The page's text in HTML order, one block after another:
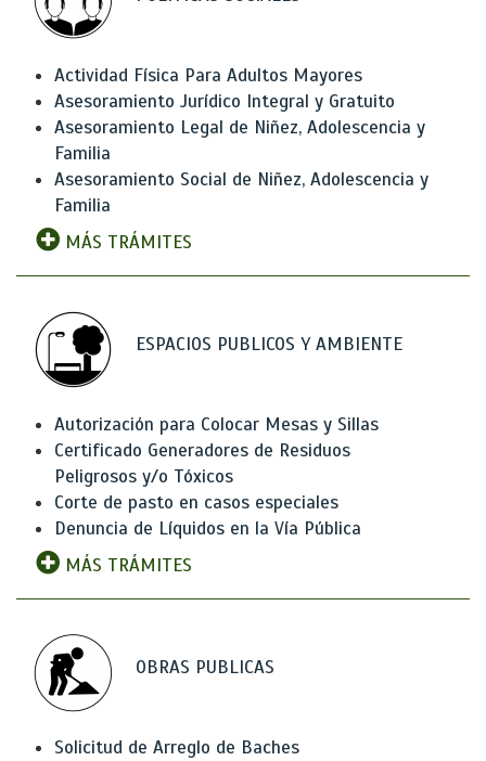
Actividad Física Para Adultos Mayores
Asesoramiento Jurídico Integral y Gratuito
Asesoramiento Legal de Niñez, Adolescencia y
Familia
Asesoramiento Social de Niñez, Adolescencia y
Familia
MÁS TRÁMITES
ESPACIOS PUBLICOS Y AMBIENTE
Autorización para Colocar Mesas y Sillas
Certificado Generadores de Residuos
Peligrosos y/o Tóxicos
Corte de pasto en casos especiales
Denuncia de Líquidos en la Vía Pública
MÁS TRÁMITES
OBRAS PUBLICAS
Solicitud de Arreglo de Baches